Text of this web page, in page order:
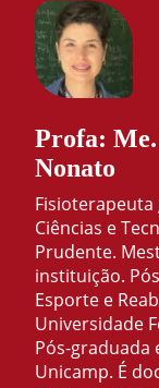
Profa:
Nonato
Fisioterapeuta
Ciências e
Prudente.
instituição.
Esporte e
Universidade
Pós-graduada
Unicamp. É